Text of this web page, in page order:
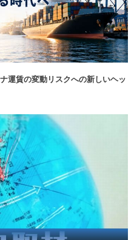
運賃の変動リスクへの新しいヘッ